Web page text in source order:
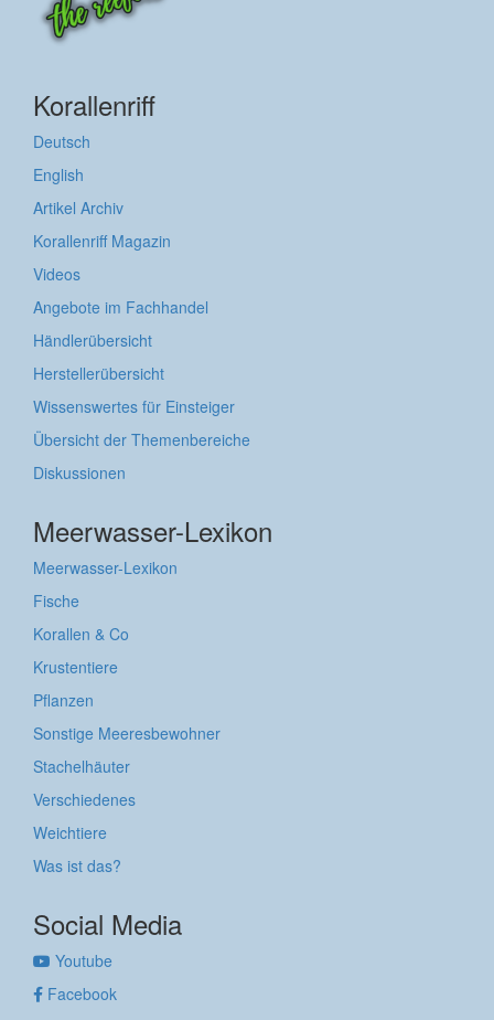
Korallenriff
Deutsch
English
Artikel Archiv
Korallenriff Magazin
Videos
Angebote im Fachhandel
Händlerübersicht
Herstellerübersicht
Wissenswertes für Einsteiger
Übersicht der Themenbereiche
Diskussionen
Meerwasser-Lexikon
Meerwasser-Lexikon
Fische
Korallen & Co
Krustentiere
Pflanzen
Sonstige Meeresbewohner
Stachelhäuter
Verschiedenes
Weichtiere
Was ist das?
Social Media
Youtube
Facebook